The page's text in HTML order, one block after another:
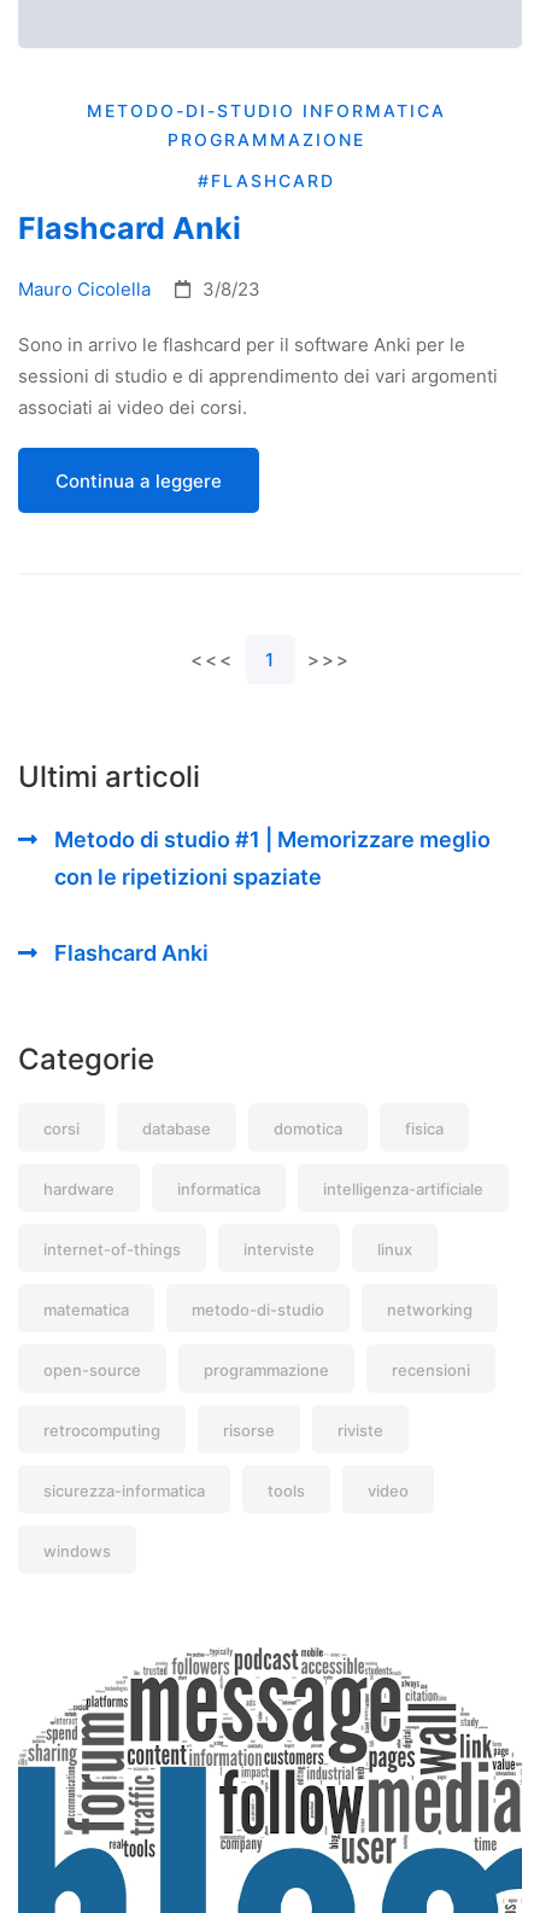
Ultimi articoli
Metodo di studio #1 | Memorizzare meglio
con le ripetizioni spaziate
Flashcard Anki
Categorie
corsi database domotica fisica
hardware informatica intelligenza-artificiale
internet-of-things interviste linux
matematica metodo-di-studio networking
open-source programmazione recensioni
retrocomputing risorse riviste
sicurezza-informatica tools video
windows
METODO-DI-STUDIO INFORMATICA
PROGRAMMAZIONE
#FLASHCARD
Flashcard Anki
Mauro Cicolella 3/8/23
Sono in arrivo le flashcard per il software Anki per le
sessioni di studio e di apprendimento dei vari argomenti
associati ai video dei corsi.
Continua a leggere
<<< 1 >>>